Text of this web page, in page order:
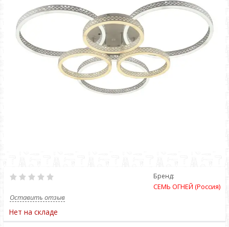
Бренд:
СЕМЬ ОГНЕЙ (Россия)
Оставить отзыв
Нет на складе